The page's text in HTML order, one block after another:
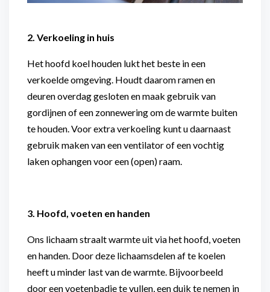
2. Verkoeling in huis
Het hoofd koel houden lukt het beste in een
verkoelde omgeving. Houdt daarom ramen en
deuren overdag gesloten en maak gebruik van
gordijnen of een zonnewering om de warmte buiten
te houden. Voor extra verkoeling kunt u daarnaast
gebruik maken van een ventilator of een vochtig
laken ophangen voor een (open) raam.
3. Hoofd, voeten en handen
Ons lichaam straalt warmte uit via het hoofd, voeten
en handen. Door deze lichaamsdelen af te koelen
heeft u minder last van de warmte. Bijvoorbeeld
door een voetenbadje te vullen, een duik te nemen in